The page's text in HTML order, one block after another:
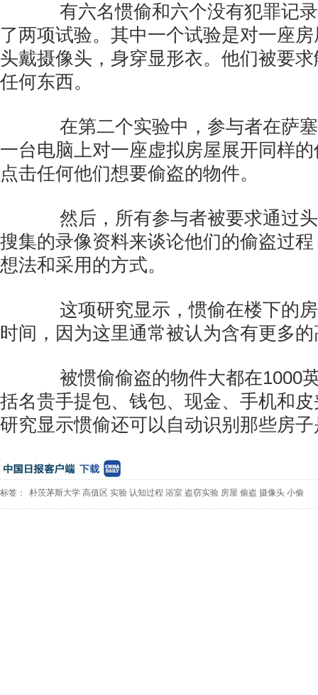
有六名惯偷和六个没有犯罪记录
了两项试验。其中一个试验是对一座
头戴摄像头，身穿显形衣。他们被要
任何东西。
在第二个实验中，参与者在萨塞
一台电脑上对一座虚拟房屋展开同样
点击任何他们想要偷盗的物件。
然后，所有参与者被要求通过头
搜集的录像资料来谈论他们的偷盗过
想法和采用的方式。
这项研究显示，惯偷在楼下的房
时间，因为这里通常被认为含有更多
被惯偷偷盗的物件大都在1000
括名贵手提包、钱包、现金、手机和
研究显示惯偷还可以自动识别那些房子
标签： 朴茨茅斯大学 高值区 实验 认知过程 浴室 盗窃实验 房屋 偷盗 摄像头 小偷